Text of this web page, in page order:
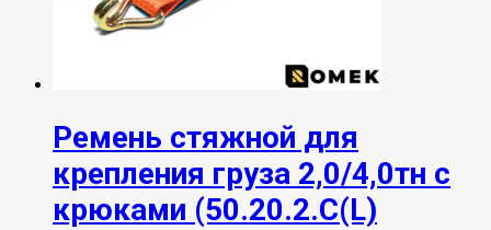
Ремень стяжной для
крепления груза 2,0/4,0тн с
крюками (50.20.2.C(L)